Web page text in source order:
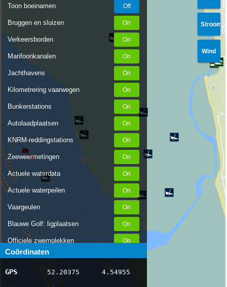
Toon boeinamen
Bruggen en sluizen
Verkeersborden
Marifoonkanalen
Jachthavens
Kilometrering vaarwegen
Bunkerstations
Autolaadplaatsen
KNRM-reddingstations
Zeeweermetingen
Actuele waterdata
Actuele waterpeilen
Vaargeulen
Blauwe Golf: ligplaatsen
Officiele zwemplekken
Stremmingen/hinder
AIS scheepsposities
Coördinaten
GPS 52.20375 4.54955
Stroom
Wind